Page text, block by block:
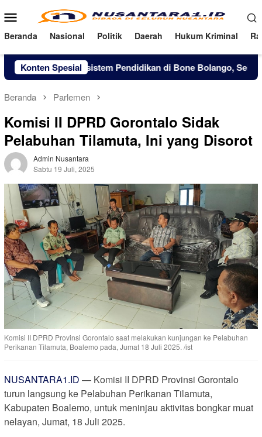
ke
konten
Menu
Mobile
Beranda Nasional Politik Daerah Hukum Kriminal
Konten Spesial
Ekosistem Pendidikan di Bone Bolango, Sekolah
Beranda Parlemen
Komisi II DPRD Gorontalo Sidak
Pelabuhan Tilamuta, Ini yang Disorot
Admin Nusantara
Sabtu 19 Juli, 2025
Komisi II DPRD Provinsi Gorontalo saat melakukan kunjungan ke Pelabuhan
Perikanan Tilamuta, Boalemo pada, Jumat 18 Juli 2025. /ist
NUSANTARA1.ID — Komisi II DPRD Provinsi Gorontalo
turun langsung ke Pelabuhan Perikanan Tilamuta,
Kabupaten Boalemo, untuk meninjau aktivitas bongkar muat
nelayan, Jumat, 18 Juli 2025.